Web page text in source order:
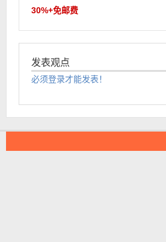
30%+免邮费
发表观点
必须登录才能发表！